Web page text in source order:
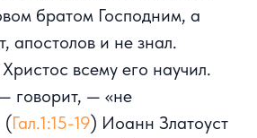
братом Господним, а
апостолов и не знал.
всему его научил.
говорит, — «не
(Гал.1:15-19) Иоанн Златоуст